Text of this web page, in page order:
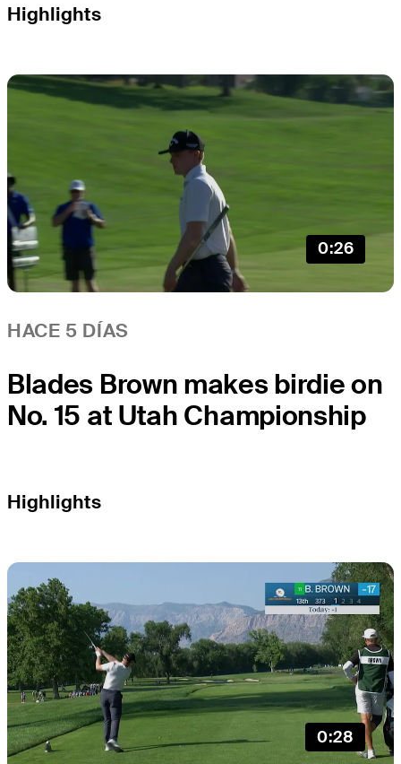
Highlights
0:26
HACE 5 DÍAS
Blades Brown makes birdie on
No. 15 at Utah Championship
Highlights
0:28